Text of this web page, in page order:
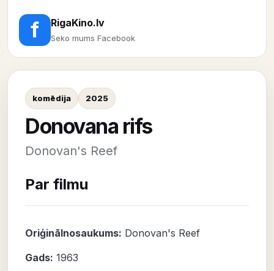
f RigaKino.lv
Seko mums Facebook
komēdija 2025
Donovana rifs
Donovan's Reef
Par filmu
Oriģinālnosaukums: Donovan's Reef
Gads: 1963